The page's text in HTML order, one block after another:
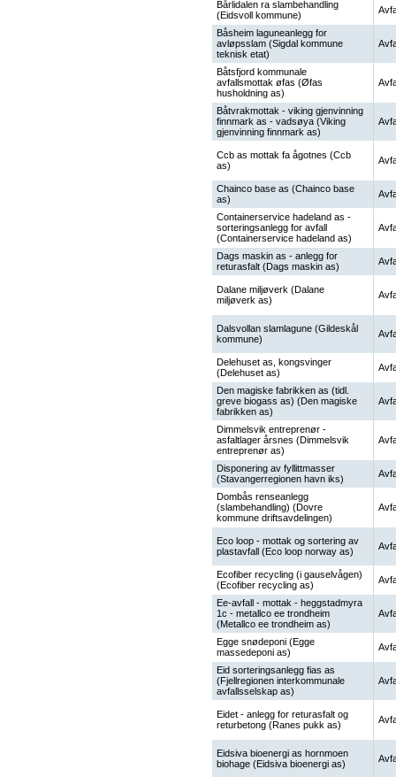
Bårlidalen ra slambehandling
(Eidsvoll kommune)
Båsheim laguneanlegg for
avløpsslam (Sigdal kommune
teknisk etat)
Båtsfjord kommunale
avfallsmottak øfas (Øfas
husholdning as)
Båtvrakmottak - viking gjenvinning
finnmark as - vadsøya (Viking
gjenvinning finnmark as)
Ccb as mottak fa ågotnes (Ccb
as)
Chainco base as (Chainco base
as)
Containerservice hadeland as -
sorteringsanlegg for avfall
(Containerservice hadeland as)
Dags maskin as - anlegg for
returasfalt (Dags maskin as)
Dalane miljøverk (Dalane
miljøverk as)
Dalsvollan slamlagune (Gildeskål
kommune)
Delehuset as, kongsvinger
(Delehuset as)
Den magiske fabrikken as (tidl.
greve biogass as) (Den magiske
fabrikken as)
Dimmelsvik entreprenør -
asfaltlager årsnes (Dimmelsvik
entreprenør as)
Disponering av fyllittmasser
(Stavangerregionen havn iks)
Dombås renseanlegg
(slambehandling) (Dovre
kommune driftsavdelingen)
Eco loop - mottak og sortering av
plastavfall (Eco loop norway as)
Ecofiber recycling (i gauselvågen)
(Ecofiber recycling as)
Ee-avfall - mottak - heggstadmyra
1c - metallco ee trondheim
(Metallco ee trondheim as)
Egge snødeponi (Egge
massedeponi as)
Eid sorteringsanlegg fias as
(Fjellregionen interkommunale
avfallsselskap as)
Eidet - anlegg for returasfalt og
returbetong (Ranes pukk as)
Eidsiva bioenergi as hornmoen
biohage (Eidsiva bioenergi as)